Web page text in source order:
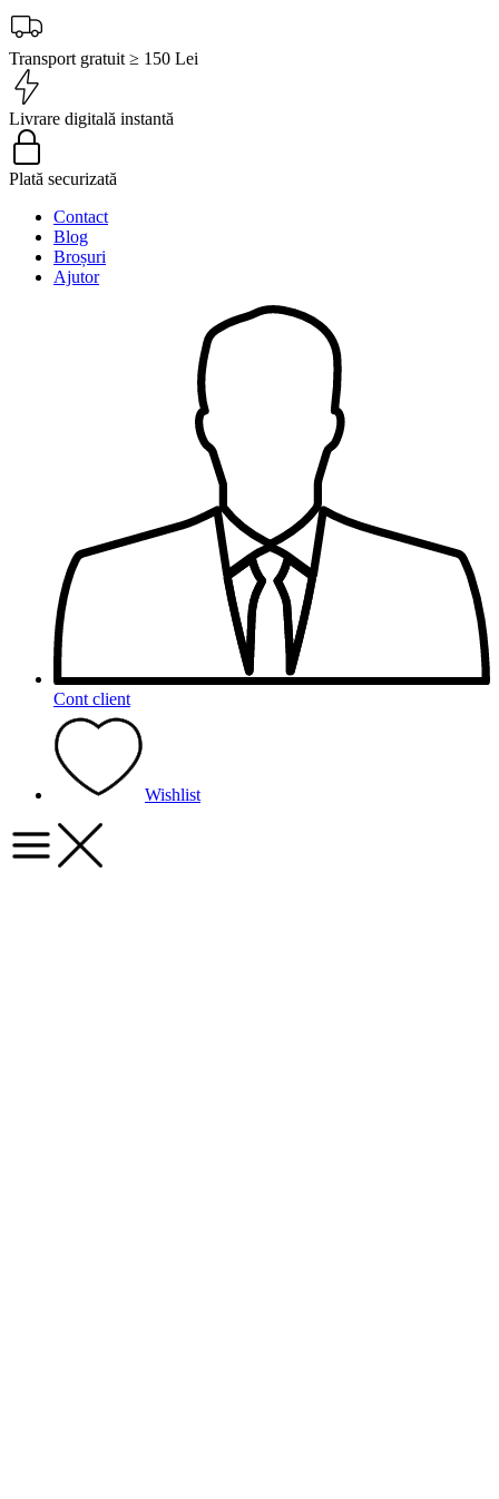
Transport gratuit ≥ 150 Lei
Livrare digitală instantă
Plată securizată
Contact
Blog
Broșuri
Ajutor
Cont client
Wishlist